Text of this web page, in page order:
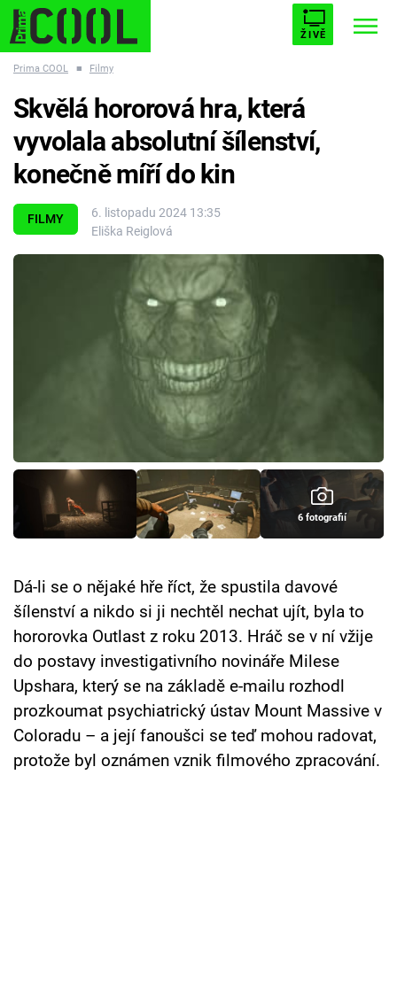
ŽIVĚ
ESCAPE PLNEJ KOTEL AVENGERS 5
Témata
Pořady
TV Program
Přihlášení
Sledujte nás
Prima COOL ■ Filmy
FILMY
6. listopadu 2024 13:35
Eliška Reiglová
Skvělá hororová hra, která
vyvolala absolutní šílenství,
konečně míří do kin
6 fotografií
Dá-li se o nějaké hře říct, že spustila davové
šílenství a nikdo si ji nechtěl nechat ujít, byla to
hororovka Outlast z roku 2013. Hráč se v ní vžije
do postavy investigativního novináře Milese
Upshara, který se na základě e-mailu rozhodl
prozkoumat psychiatrický ústav Mount Massive v
Coloradu – a její fanoušci se teď mohou radovat,
protože byl oznámen vznik filmového zpracování.